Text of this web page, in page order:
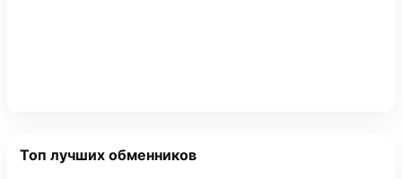
Топ лучших обменников